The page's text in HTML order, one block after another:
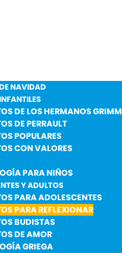
NAVIDAD
DE LOS HERMANOS GRIMM
DE PERRAULT
POPULARES
CON VALORES
PARA NIÑOS
Y ADULTOS
PARA ADOLESCENTES
PARA REFLEXIONAR
BUDISTAS
DE AMOR
GRIEGA